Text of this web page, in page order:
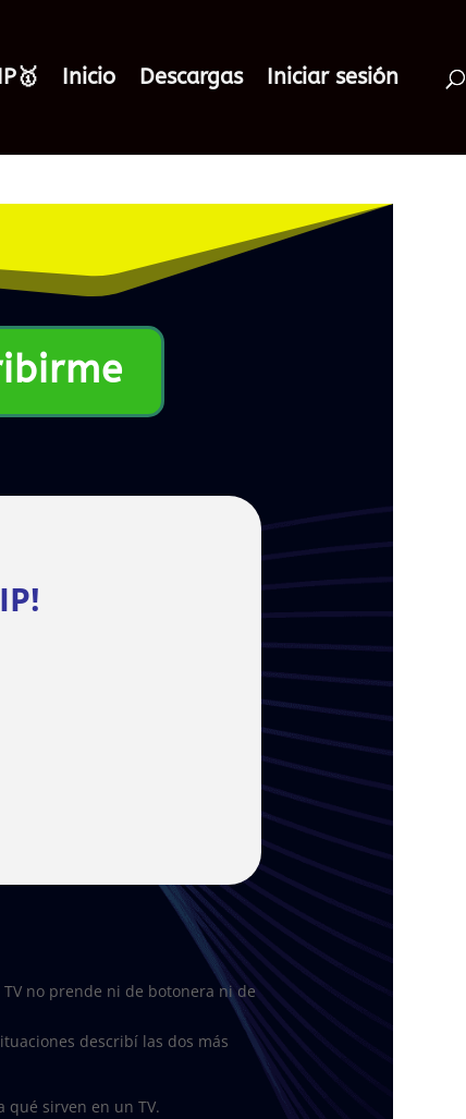
Inicio Descargas Iniciar sesión
!
no prende ni de botonera ni de
describí las dos más
qué sirven en un TV.